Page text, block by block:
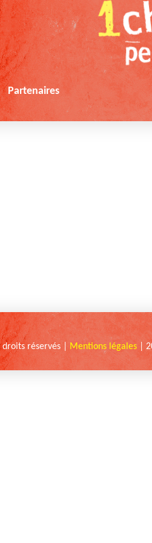
Partenaires
droits réservés | Mentions légales |